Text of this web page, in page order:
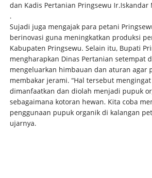
dan Kadis Pertanian Pringsewu Ir.Iskandar
.
Sujadi juga mengajak para petani
berinovasi guna meningkatkan produksi
Kabupaten Pringsewu. Selain itu, Bupati
mengharapkan Dinas Pertanian setempat
mengeluarkan himbauan dan aturan agar
membakar jerami. “Hal tersebut
dimanfaatkan dan diolah menjadi pupuk
sebagaimana kotoran hewan. Kita coba
penggunaan pupuk organik di kalangan
ujarnya.